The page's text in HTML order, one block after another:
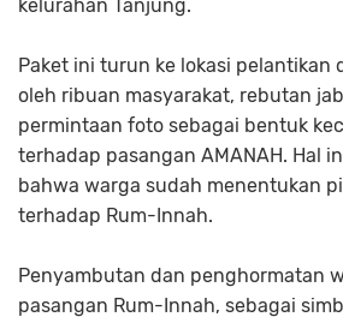
kelurahan Tanjung.
Paket ini turun ke lokasi pelantikan
oleh ribuan masyarakat, rebutan
permintaan foto sebagai bentuk
terhadap pasangan AMANAH. Hal
bahwa warga sudah menentukan
terhadap Rum-Innah.
Penyambutan dan penghormatan
pasangan Rum-Innah, sebagai